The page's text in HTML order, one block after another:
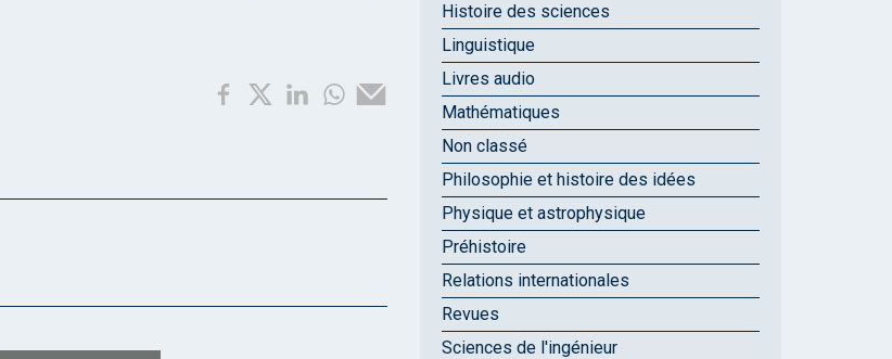
Histoire des sciences
Linguistique
Livres audio
Mathématiques
Non classé
Philosophie et histoire des idées
Physique et astrophysique
Préhistoire
Relations internationales
Revues
Sciences de l'ingénieur